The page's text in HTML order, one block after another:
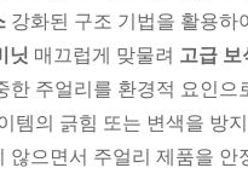
강화된 구조 기법을 활용하
닛 매끄럽게 맞물려 고급
한 주얼리를 환경적 요인
템의 긁힘 또는 변색을 방
않으면서 주얼리 제품을